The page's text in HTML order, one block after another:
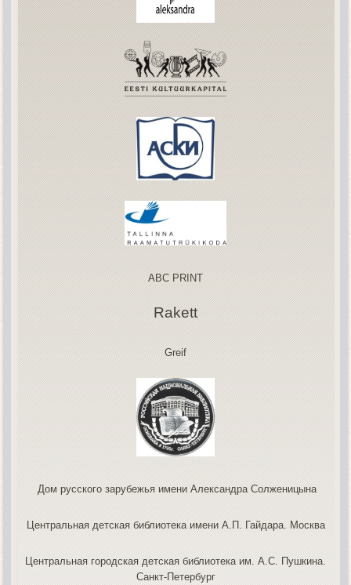
ABC PRINT
Rakett
Greif
Дом русского зарубежья имени Александра Солженицына
Центральная детская библиотека имени А.П. Гайдара. Москва
Центральная городская детская библиотека им. А.С. Пушкина.
Санкт-Петербург